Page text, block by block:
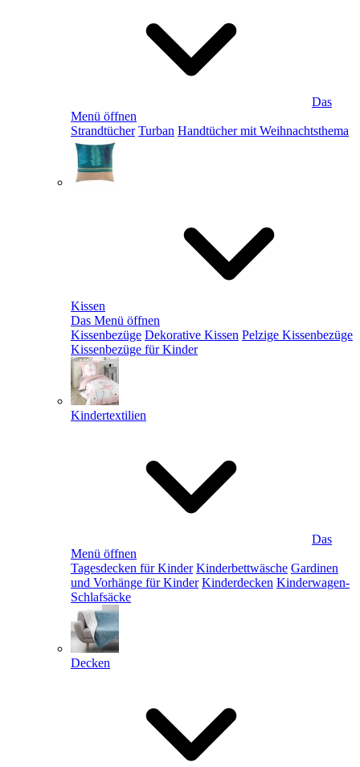
Das
Menü öffnen
Strandtücher Turban Handtücher mit Weihnachtsthema
Kissen
Das Menü öffnen
Kissenbezüge Dekorative Kissen Pelzige Kissenbezüge
Kissenbezüge für Kinder
Kindertextilien
Das
Menü öffnen
Tagesdecken für Kinder Kinderbettwäsche Gardinen
und Vorhänge für Kinder Kinderdecken Kinderwagen-
Schlafsäcke
Decken